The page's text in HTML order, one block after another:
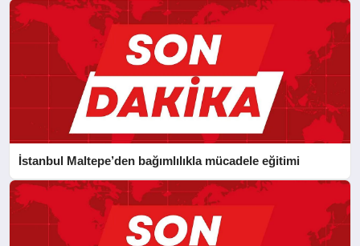
İstanbul Maltepe’den bağımlılıkla mücadele eğitimi